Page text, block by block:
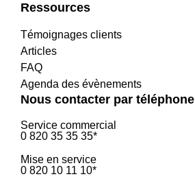
Ressources
Témoignages clients
Articles
FAQ
Agenda des évènements
Nous contacter par téléphone
Service commercial
0 820 35 35 35*
Mise en service
0 820 10 11 10*